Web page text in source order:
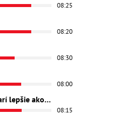
08:25
08:20
08:30
08:00
Moja mama varí lepšie ako tvoja
08:15